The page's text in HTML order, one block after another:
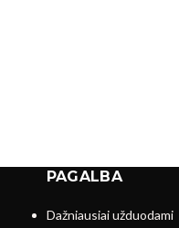
PAGALBA
Dažniausiai užduodami